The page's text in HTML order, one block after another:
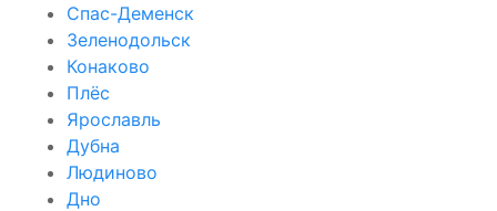
Спас-Деменск
Зеленодольск
Конаково
Плёс
Ярославль
Дубна
Людиново
Дно